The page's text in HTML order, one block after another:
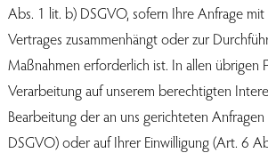
Abs. 1 lit. b) DSGVO, sofern Ihre Anfrage mit
Vertrages zusammenhängt oder zur
Maßnahmen erforderlich ist. In allen übrigen
Verarbeitung auf unserem berechtigten
Bearbeitung der an uns gerichteten
DSGVO) oder auf Ihrer Einwilligung (Art. 6